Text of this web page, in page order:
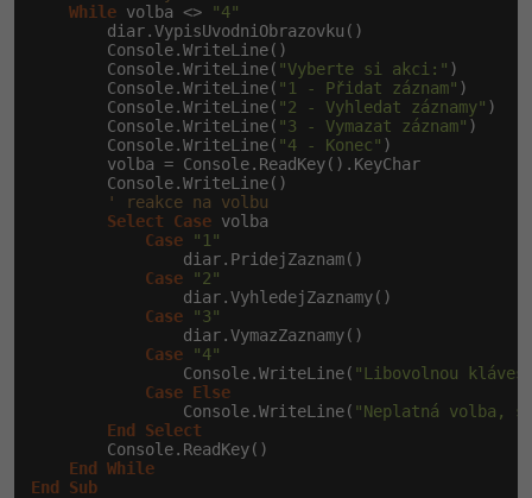
While volba <>
"4"
        diar.VypisUvodniObrazovku()
        Console.WriteLine()
        Console.WriteLine(
"Vyberte si akci:" )
        Console.WriteLine(
"1 - Přidat záznam" )
        Console.WriteLine(
"2 - Vyhledat záznamy" )
        Console.WriteLine(
"3 - Vymazat záznam" )
        Console.WriteLine(
"4 - Konec" )
        volba = Console.ReadKey().KeyChar
        Console.WriteLine()
' reakce na volbu
Select
Case volba
Case
"1"
                diar.PridejZaznam()
Case
"2"
                diar.VyhledejZaznamy()
Case
"3"
                diar.VymazZaznamy()
Case
"4"
                Console.WriteLine(
"Libovolnou
Case Else
                Console.WriteLine(
"Neplatná volba,
End
Select
        Console.ReadKey()
End
While
End
Sub